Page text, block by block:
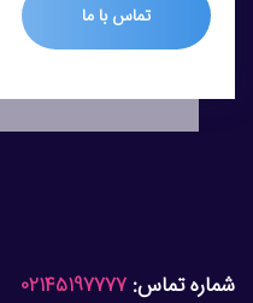
تماس با ما
شماره تماس: 02145197777